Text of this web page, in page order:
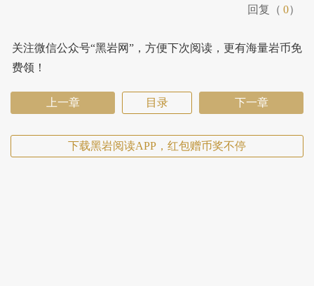
回复（ 0）
关注微信公众号“黑岩网”，方便下次阅读，更有海量岩币免
费领！
上一章 目录 下一章
下载黑岩阅读APP，红包赠币奖不停